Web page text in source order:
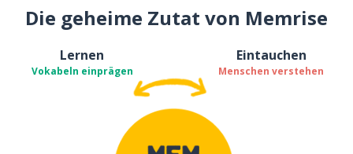
Die geheime Zutat von Memrise
Lernen
Vokabeln einprägen
Eintauchen
Menschen verstehen